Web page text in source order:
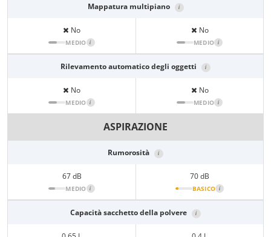
Mappatura multipiano i
No
MEDIO i
No
MEDIO i
Rilevamento automatico degli oggetti i
No
MEDIO i
No
MEDIO i
ASPIRAZIONE
Rumorosità i
67 dB
MEDIO i
70 dB
BASICO i
Capacità sacchetto della polvere i